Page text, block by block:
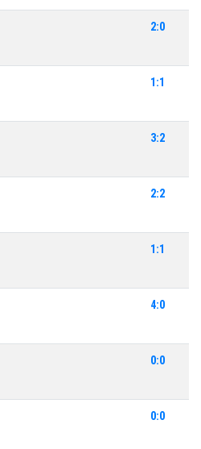
2:0
1:1
3:2
2:2
1:1
4:0
0:0
0:0